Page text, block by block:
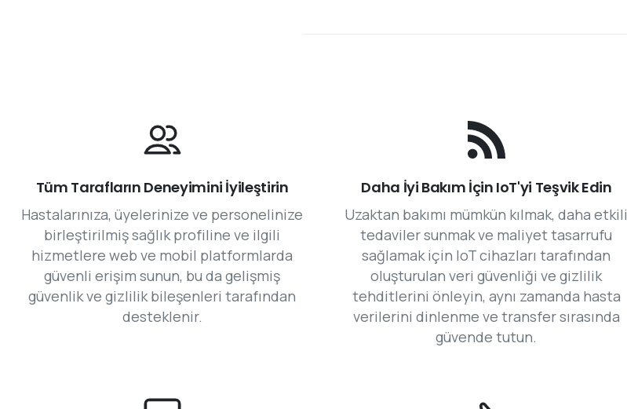
Tüm Tarafların Deneyimini İyileştirin
Hastalarınıza, üyelerinize ve personelinize
birleştirilmiş sağlık profiline ve ilgili
hizmetlere web ve mobil platformlarda
güvenli erişim sunun, bu da gelişmiş
güvenlik ve gizlilik bileşenleri tarafından
desteklenir.
Daha İyi Bakım İçin IoT'yi Teşvik Edin
Uzaktan bakımı mümkün kılmak, daha etkili
tedaviler sunmak ve maliyet tasarrufu
sağlamak için IoT cihazları tarafından
oluşturulan veri güvenliği ve gizlilik
tehditlerini önleyin, aynı zamanda hasta
verilerini dinlenme ve transfer sırasında
güvende tutun.